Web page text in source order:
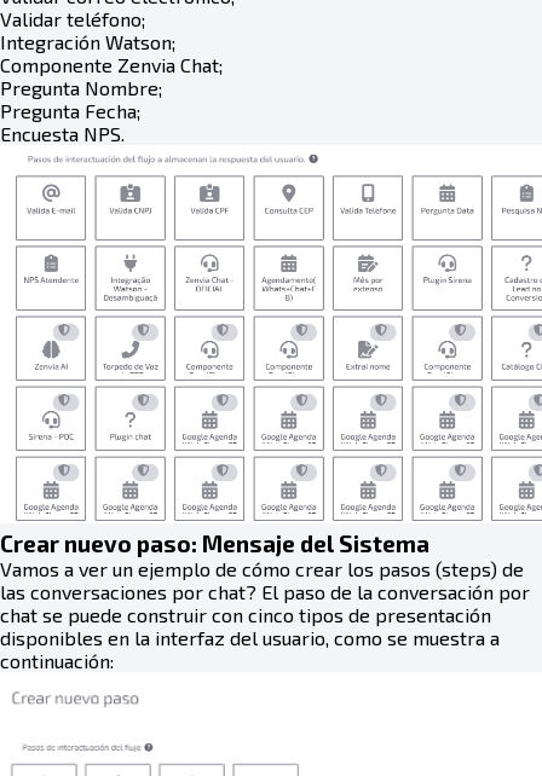
Validar teléfono;
Integración Watson;
Componente Zenvia Chat;
Pregunta Nombre;
Pregunta Fecha;
Encuesta NPS.
Crear nuevo paso: Mensaje del Sistema
Vamos a ver un ejemplo de cómo crear los pasos (steps) de
las conversaciones por chat? El paso de la conversación por
chat se puede construir con cinco tipos de presentación
disponibles en la interfaz del usuario, como se muestra a
continuación: